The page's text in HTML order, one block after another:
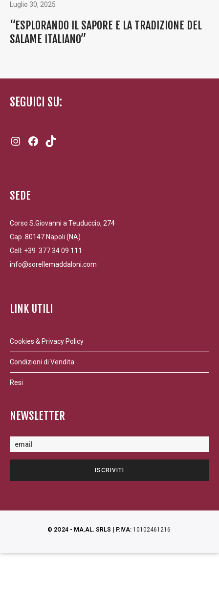
Luglio 30, 2025
“ESPLORANDO IL SAPORE E LA TRADIZIONE DEL
SALAME ITALIANO”
SEGUICI SU:
Instagram
Facebook
SEDE
Corso S.Giovanni a Teuduccio, 274
Cap. 80147 Napoli (NA)
Cell: +39 377 34 09 111
info@sorellemaddaloni.com
LINK UTILI
Cookies & Privacy Policy
Condizioni di Vendita
Resi
NEWSLETTER
© 2O24 - MA.AL. SRLS | P.IVA: 10102461216